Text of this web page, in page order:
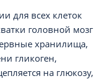
для всех клеток
головной мозг
хранилища,
гликоген,
на глюкозу,